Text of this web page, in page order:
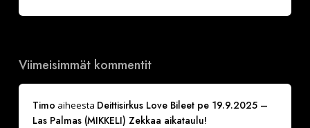
Viimeisimmät kommentit
Timo aiheesta Deittisirkus Love Bileet pe 19.9.2025 –
Las Palmas (MIKKELI) Zekkaa aikataulu!